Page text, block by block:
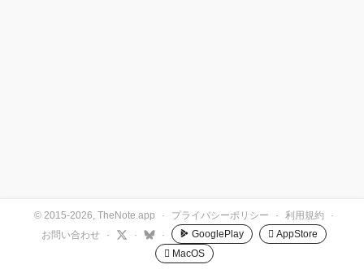
© 2015-2026, TheNote.app · プライバシーポリシー · 利用規約
·
お問い合わせ
· · · GooglePlay
 AppStore
 MacOS